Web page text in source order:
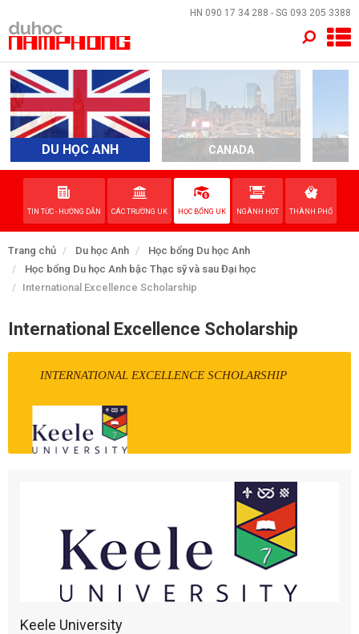
HN 090 17 34 288 - SG 093 205 3388
DU HỌC ANH CANADA
TIN TỨC - HƯỚNG DẪN CÁC TRƯỜNG UK HỌC BỔNG UK NGÀNH HOT THÀNH PHỐ
Trang chủ Du học Anh
Học bổng Du học Anh
Học bổng Du học Anh bậc Thạc sỹ và sau Đại học
International Excellence Scholarship
International Excellence Scholarship
INTERNATIONAL EXCELLENCE SCHOLARSHIP
Keele University
×
TRANG CHỦ
QUỐC GIA
EVENTS
DỊCH VỤ
VỀ NAM PHONG
LIÊN HỆ